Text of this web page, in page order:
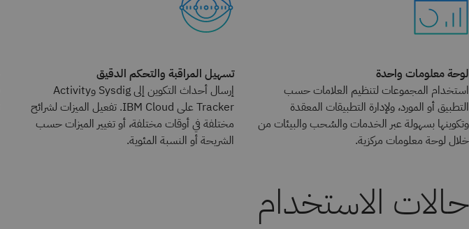
لوحة معلومات واحدة
استخدام المجموعات لتنظيم العلامات حسب
التطبيق أو المورد، ولإدارة التطبيقات المعقدة
وتكوينها بسهولة عبر الخدمات والسُحب والبيئات من
خلال لوحة معلومات مركزية.
تسهيل المراقبة والتحكم الدقيق
إرسال أحداث التكوين إلى Sysdig وActivity
Tracker على IBM Cloud. تفعيل الميزات لشرائح
مختلفة في أوقات مختلفة، أو تغيير الميزات حسب
الشريحة أو النسبة المئوية.
حالات الاستخدام